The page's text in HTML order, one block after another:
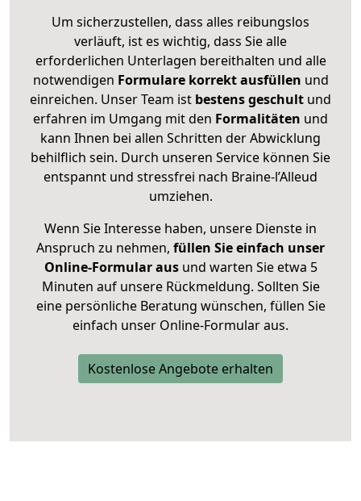
Um sicherzustellen, dass alles reibungslos
verläuft, ist es wichtig, dass Sie alle
erforderlichen Unterlagen bereithalten und alle
notwendigen Formulare korrekt ausfüllen und
einreichen. Unser Team ist bestens geschult und
erfahren im Umgang mit den Formalitäten und
kann Ihnen bei allen Schritten der Abwicklung
behilflich sein. Durch unseren Service können Sie
entspannt und stressfrei nach Braine-l’Alleud
umziehen.
Wenn Sie Interesse haben, unsere Dienste in
Anspruch zu nehmen, füllen Sie einfach unser
Online-Formular ausund warten Sie etwa 5
Minuten auf unsere Rückmeldung. Sollten Sie
eine persönliche Beratung wünschen, füllen Sie
einfach unser Online-Formular aus.
Kostenlose Angebote erhalten